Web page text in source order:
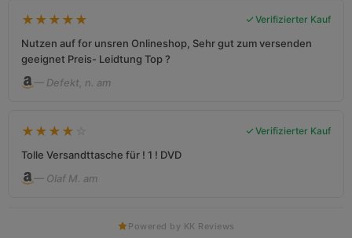
★ ★ ★ ★ ★ Verifizierter Kauf
Nutzen auf for unsren Onlineshop, Sehr gut zum versenden
geeignet Preis- Leidtung Top ?
— Defekt, n. am
★ ★ ★ ★ Verifizierter Kauf
Tolle Versandttasche für ! 1 ! DVD
— Olaf M. am
Powered by KK Reviews